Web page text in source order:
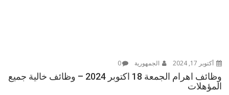
أكتوبر 17, 2024 الجمهورية 0
وظائف اهرام الجمعة 18 اكتوبر 2024 – وظائف خالية جميع
المؤهلات